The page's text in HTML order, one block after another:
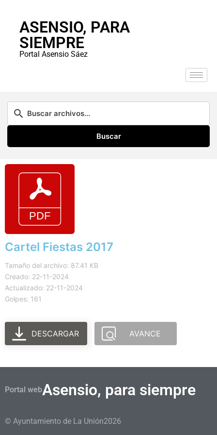
ASENSIO, PARA
SIEMPRE
Portal Asensio Sáez
Buscar
Cartel Fiestas 2017
Tamaño del archivo: 87.41 KB
Creado: 22-11-2024
Actualizado: 22-11-2024
Golpes: 161
DESCARGAR AVANCE
Portal webAsensio, para siempre
© Ayuntamiento de La Unión2026